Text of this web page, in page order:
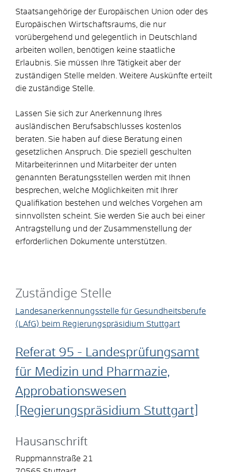
Staatsangehörige der Europäischen Union oder des
Europäischen Wirtschaftsraums, die nur
vorübergehend und gelegentlich in Deutschland
arbeiten wollen, benötigen keine staatliche
Erlaubnis. Sie müssen Ihre Tätigkeit aber der
zuständigen Stelle melden. Weitere Auskünfte erteilt
die zuständige Stelle.
Lassen Sie sich zur Anerkennung Ihres
ausländischen Berufsabschlusses kostenlos
beraten. Sie haben auf diese Beratung einen
gesetzlichen Anspruch. Die speziell geschulten
Mitarbeiterinnen und Mitarbeiter der unten
genannten Beratungsstellen werden mit Ihnen
besprechen, welche Möglichkeiten mit Ihrer
Qualifikation bestehen und welches Vorgehen am
sinnvollsten scheint. Sie werden Sie auch bei einer
Antragstellung und der Zusammenstellung der
erforderlichen Dokumente unterstützen.
Zuständige Stelle
Landesanerkennungsstelle für Gesundheitsberufe
(LAfG) beim Regierungspräsidium Stuttgart
Referat 95 - Landesprüfungsamt
für Medizin und Pharmazie,
Approbationswesen
[Regierungspräsidium Stuttgart]
Hausanschrift
Ruppmannstraße 21